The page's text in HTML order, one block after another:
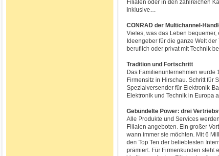
Filialen oder in den zahlreichen
inklusive…
CONRAD der Multichannel-
Vieles, was das Leben
Ideengeber für die ganze Welt
beruflich oder privat mit Technik
Tradition und Fortschritt
Das Familienunternehmen
Firmensitz in Hirschau. Schritt für
Spezialversender für Elektronik-
Elektronik und Technik in Europa
Gebündelte Power: drei
Alle Produkte und Services
Filialen angeboten. Ein großer
wann immer sie möchten. Mit 6
den Top Ten der beliebtesten
prämiert. Für Firmenkunden steht